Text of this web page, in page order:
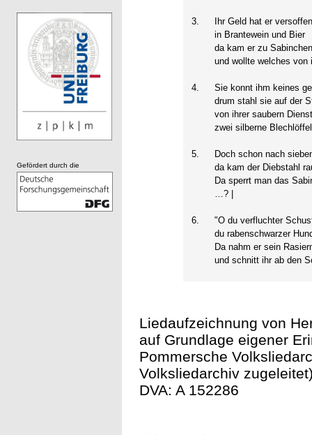
3.
Ihr Geld hat er
in Brantewein und Bier
da kam er zu
und wollte welches von
4.
Sie konnt ihm keines
drum stahl sie auf der
von ihrer saubern
zwei silberne
5.
Doch schon nach
da kam der Diebstahl
Da sperrt man das
…? |
6.
"O du verfluchter
du rabenschwarzer
Da nahm er sein
und schnitt ihr ab den
Liedaufzeichnung von
auf Grundlage eigener
Pommersche
Volksliedarchiv
DVA: A 152286
Gefördert durch die